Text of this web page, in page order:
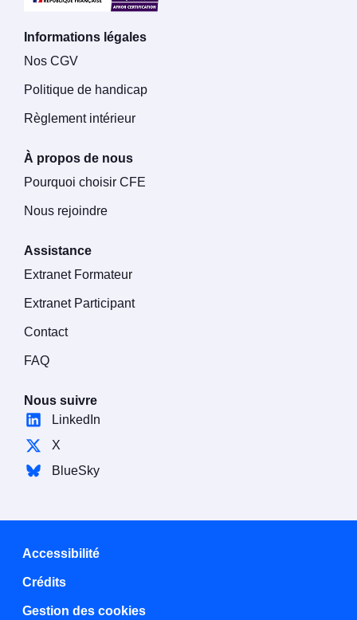
Informations légales
Nos CGV
Politique de handicap
Règlement intérieur
À propos de nous
Pourquoi choisir CFE
Nous rejoindre
Assistance
Extranet Formateur
Extranet Participant
Contact
FAQ
Nous suivre
LinkedIn
X
BlueSky
Accessibilité
Crédits
Gestion des cookies